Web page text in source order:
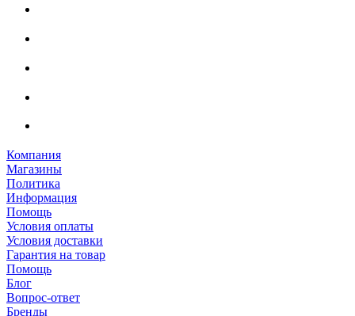
Компания
Магазины
Политика
Информация
Помощь
Условия оплаты
Условия доставки
Гарантия на товар
Помощь
Блог
Вопрос-ответ
Бренды